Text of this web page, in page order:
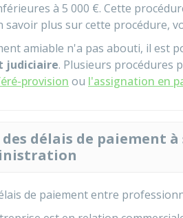
à 5 000 €. Cette
savoir plus sur cette procédure,
amiable n'a pas abouti, il est
judiciaire. Plusieurs procédures
provision ou l'assignation en
délais de paiement
de paiement entre